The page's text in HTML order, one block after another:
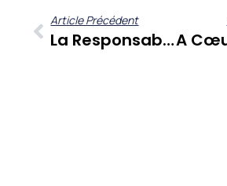
Article Précédent
La Responsabilité Parentale : Un Éclairage Juridique Indispensable Pour Les Familles Antillaises